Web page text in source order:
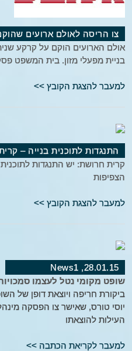
צו הריסה לאולם ארועים
אולם הארועים הוקם על קרקע
בניית מפעלי מזון. בית המשפט
למעבר להצגת הקובץ >>
התנגדות לתוכנית בנייה –
קרית חרושת: יש התנגדות
הצפיפות
למעבר להצגת הקובץ >>
28.01.15, News1
שופט מקומי נטל לעצמו
ביקורת חריפה ויוצאת דופן של
יוסי טורס, שאישר צו הפסקה
העילות להוצאתו
למעבר לקריאת הכתבה >>